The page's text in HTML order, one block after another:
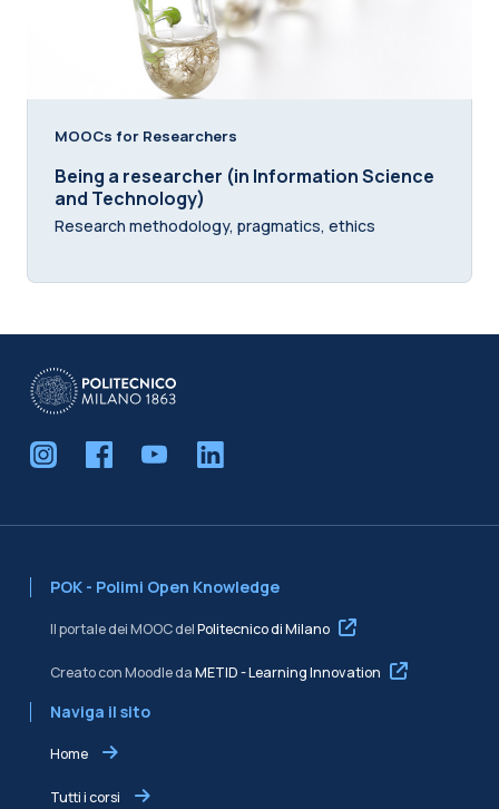
MOOCs for Researchers
Being a researcher (in Information Science
and Technology)
Research methodology, pragmatics, ethics
POK - Polimi Open Knowledge
Il portale dei MOOC delPolitecnico di Milano
Creato con Moodle daMETID - Learning Innovation
Naviga il sito
Home
Tutti i corsi